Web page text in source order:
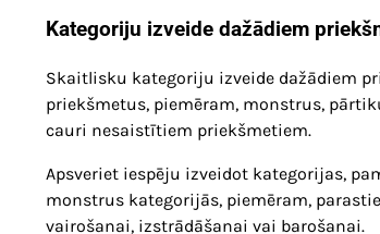
Kategoriju izveide dažādiem
Skaitlisku kategoriju izveide dažādiem
priekšmetus, piemēram, monstrus,
cauri nesaistītiem priekšmetiem.
Apsveriet iespēju izveidot kategorijas,
monstrus kategorijās, piemēram,
vairošanai, izstrādāšanai vai barošanai.